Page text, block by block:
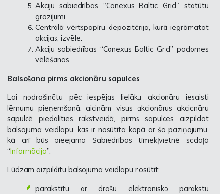
Akciju sabiedrības “Conexus Baltic Grid” statūtu
grozījumi.
Centrālā vērtspapīru depozitārija, kurā iegrāmatot
akcijas, izvēle.
Akciju sabiedrības “Conexus Baltic Grid” padomes
vēlēšanas.
Balsošana pirms akcionāru sapulces
Lai nodrošinātu pēc iespējas lielāku akcionāru iesaisti
lēmumu pieņemšanā, aicinām visus akcionārus akcionāru
sapulcē piedalīties rakstveidā, pirms sapulces aizpildot
balsojuma veidlapu, kas ir nosūtīta kopā ar šo paziņojumu,
kā arī būs pieejama Sabiedrības tīmekļvietnē sadaļā
“Informācija”.
Lūdzam aizpildītu balsojuma veidlapu nosūtīt:
parakstītu ar drošu elektronisko parakstu